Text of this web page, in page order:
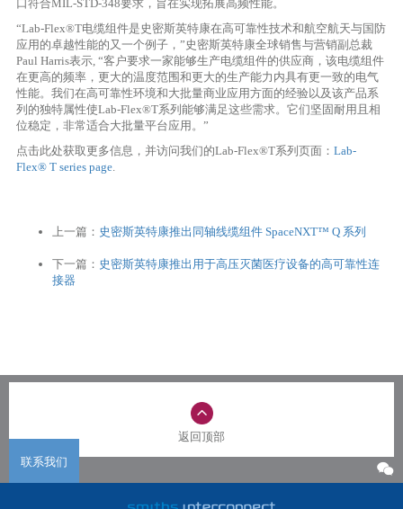
口符合MIL-STD-348要求，旨在实现拓展高频性能。
“Lab-Flex®T电缆组件是史密斯英特康在高可靠性技术和航空航天与国防
应用的卓越性能的又一个例子，”史密斯英特康全球销售与营销副总裁
Paul Harris表示, “客户要求一家能够生产电缆组件的供应商，该电缆组件
在更高的频率，更大的温度范围和更大的生产能力内具有更一致的电气
性能。我们在高可靠性环境和大批量商业应用方面的经验以及该产品系
列的独特属性使Lab-Flex®T系列能够满足这些需求。它们坚固耐用且相
位稳定，非常适合大批量平台应用。”
点击此处获取更多信息，并访问我们的Lab-Flex®T系列页面： Lab-
Flex® T series page
上一篇： 史密斯英特康推出同轴线缆组件 SpaceNXT™ Q 系列
下一篇： 史密斯英特康推出用于高压灭菌医疗设备的高可靠性连
接器
返回顶部
联系我们